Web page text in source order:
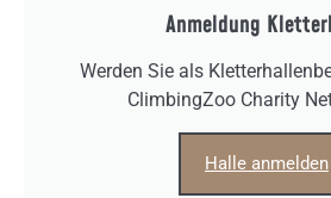
Anmeldung
Werden Sie als
ClimbingZoo Charity
Halle anmelden